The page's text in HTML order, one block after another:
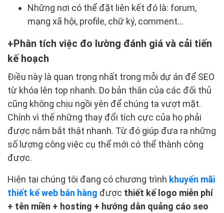
Những nơi có thể đặt liên kết đó là: forum,
mạng xã hội, profile, chữ ký, comment…
Phân tích việc đo lường đánh giá và cải tiến
kế hoạch
Điều này là quan trọng nhất trong mỗi dự án để SEO
từ khóa lên top nhanh. Do bản thân của các đối thủ
cũng không chịu ngồi yên để chúng ta vượt mặt.
Chính vì thế những thay đổi tích cực của họ phải
được nắm bắt thật nhanh. Từ đó giúp đưa ra những
số lượng công việc cụ thể mới có thể thành công
được.
Hiện tại chúng tôi đang có chương trình khuyến mãi
thiết kế web bán hàng được thiết kế logo miễn phí
+ tên miền + hosting + hướng dẫn quảng cáo seo